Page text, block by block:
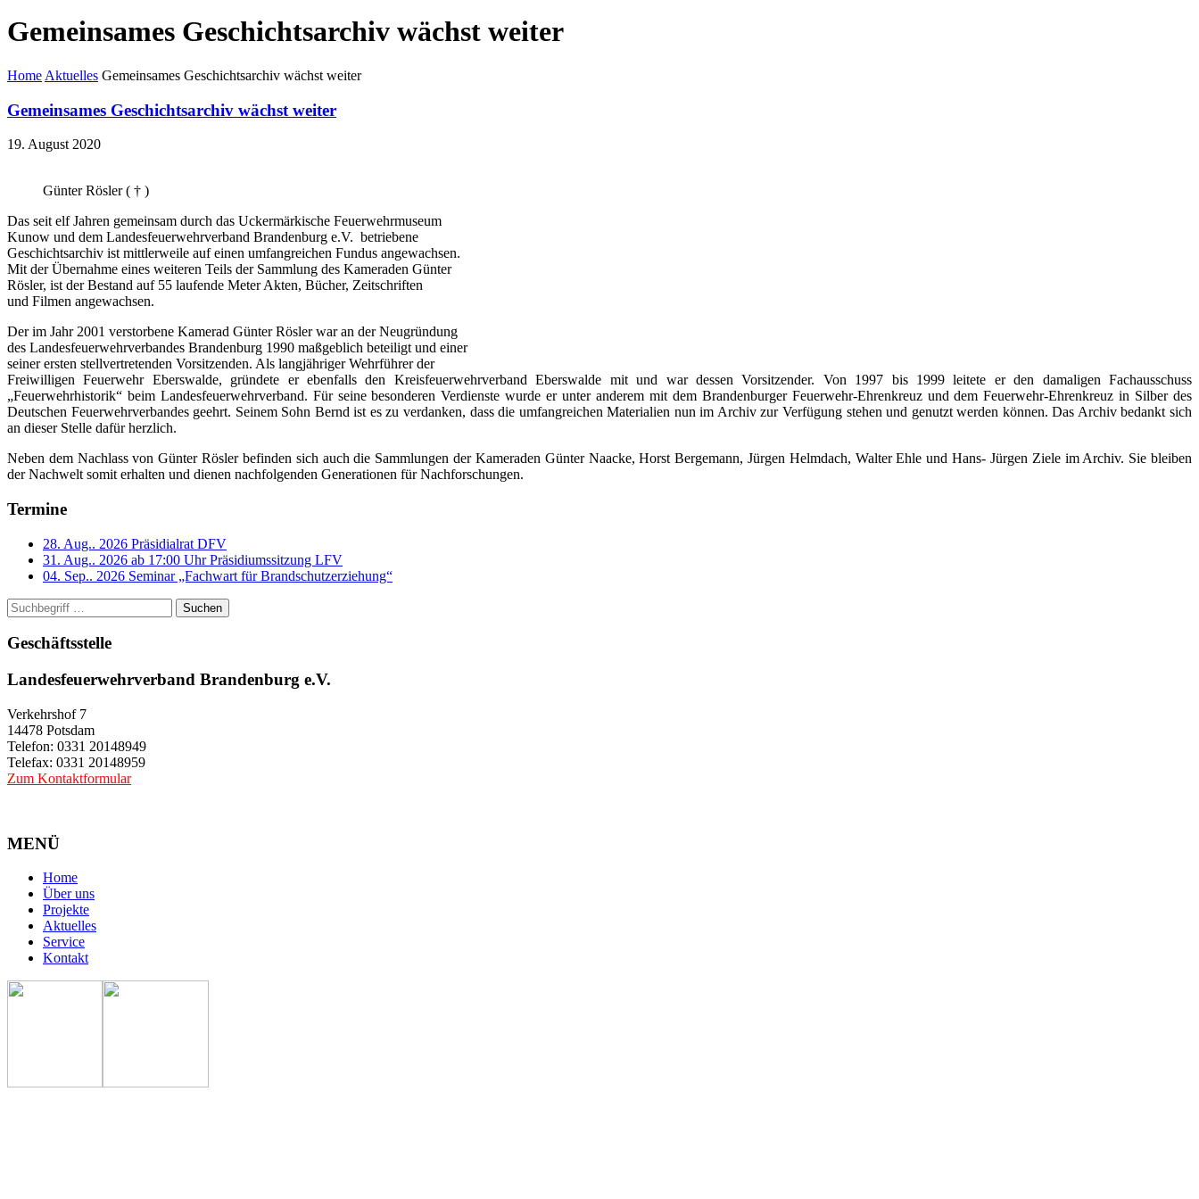
Gemeinsames Geschichtsarchiv wächst weiter
Home Aktuelles Gemeinsames Geschichtsarchiv wächst weiter
Gemeinsames Geschichtsarchiv wächst weiter
19. August 2020
Günter Rösler ( † )
Das seit elf Jahren gemeinsam durch das Uckermärkische Feuerwehrmuseum
Kunow und dem Landesfeuerwehrverband Brandenburg e.V. betriebene
Geschichtsarchiv ist mittlerweile auf einen umfangreichen Fundus angewachsen.
Mit der Übernahme eines weiteren Teils der Sammlung des Kameraden Günter
Rösler, ist der Bestand auf 55 laufende Meter Akten, Bücher, Zeitschriften
und Filmen angewachsen.
Der im Jahr 2001 verstorbene Kamerad Günter Rösler war an der Neugründung
des Landesfeuerwehrverbandes Brandenburg 1990 maßgeblich beteiligt und einer
seiner ersten stellvertretenden Vorsitzenden. Als langjähriger Wehrführer der
Freiwilligen Feuerwehr Eberswalde, gründete er ebenfalls den Kreisfeuerwehrverband Eberswalde mit und war dessen Vorsitzender. Von 1997 bis 1999 leitete er den damaligen Fachausschuss
„Feuerwehrhistorik“ beim Landesfeuerwehrverband. Für seine besonderen Verdienste wurde er unter anderem mit dem Brandenburger Feuerwehr-Ehrenkreuz und dem Feuerwehr-Ehrenkreuz in Silber des
Deutschen Feuerwehrverbandes geehrt. Seinem Sohn Bernd ist es zu verdanken, dass die umfangreichen Materialien nun im Archiv zur Verfügung stehen und genutzt werden können. Das Archiv bedankt sich
an dieser Stelle dafür herzlich.
Neben dem Nachlass von Günter Rösler befinden sich auch die Sammlungen der Kameraden Günter Naacke, Horst Bergemann, Jürgen Helmdach, Walter Ehle und Hans- Jürgen Ziele im Archiv. Sie bleiben
der Nachwelt somit erhalten und dienen nachfolgenden Generationen für Nachforschungen.
Termine
28. Aug.. 2026 Präsidialrat DFV
31. Aug.. 2026 ab 17:00 Uhr Präsidiumssitzung LFV
04. Sep.. 2026 Seminar „Fachwart für Brandschutzerziehung“
Suchen
Geschäftsstelle
Landesfeuerwehrverband Brandenburg e.V.
Verkehrshof 7
14478 Potsdam
Telefon: 0331 20148949
Telefax: 0331 20148959
Zum Kontaktformular
MENÜ
Home
Über uns
Projekte
Aktuelles
Service
Kontakt